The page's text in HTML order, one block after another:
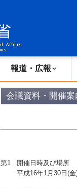
報道・広報
会議資料・開催案
第1 開催日時及び場所
平成16年1月30日(